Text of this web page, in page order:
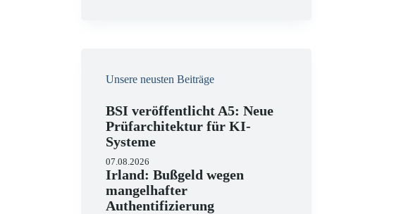
Unsere neusten Beiträge
BSI veröffentlicht A5: Neue
Prüfarchitektur für KI-
Systeme
07.08.2026
Irland: Bußgeld wegen
mangelhafter
Authentifizierung